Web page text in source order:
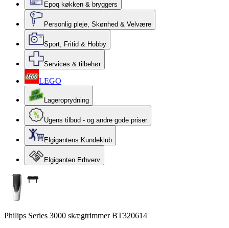
Epoq køkken & bryggers
Personlig pleje, Skønhed & Velvære
Sport, Fritid & Hobby
Services & tilbehør
LEGO
Lageroprydning
Ugens tilbud - og andre gode priser
Elgigantens Kundeklub
Elgiganten Erhverv
Philips Series 3000 skægtrimmer BT320614